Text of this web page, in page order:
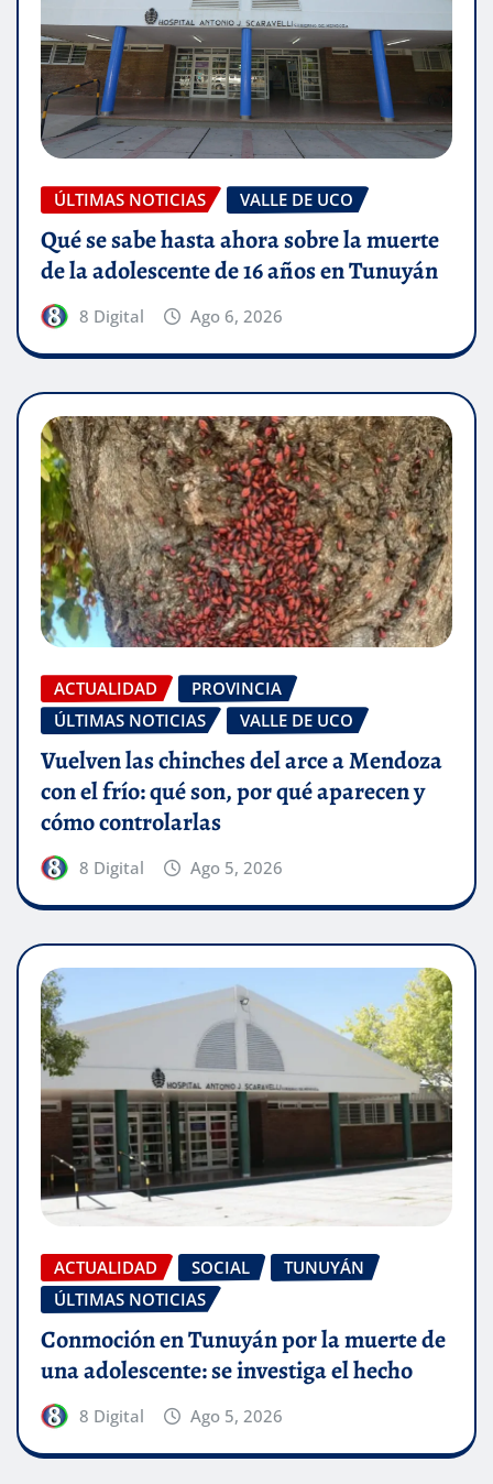
ÚLTIMAS NOTICIAS VALLE DE UCO
Qué se sabe hasta ahora sobre la muerte
de la adolescente de 16 años en Tunuyán
8 Digital Ago 6, 2026
ACTUALIDAD
PROVINCIA
ÚLTIMAS NOTICIAS
VALLE DE UCO
Vuelven las chinches del arce a Mendoza
con el frío: qué son, por qué aparecen y
cómo controlarlas
8 Digital Ago 5, 2026
ACTUALIDAD SOCIAL
TUNUYÁN
ÚLTIMAS NOTICIAS
Conmoción en Tunuyán por la muerte de
una adolescente: se investiga el hecho
8 Digital Ago 5, 2026